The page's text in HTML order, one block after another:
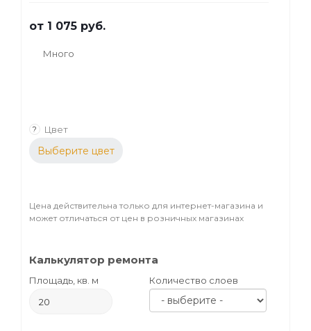
от 1 075 руб.
Много
? Цвет
Выберите цвет
Цена действительна только для интернет-магазина и
может отличаться от цен в розничных магазинах
Калькулятор ремонта
Площадь, кв. м Количество слоев